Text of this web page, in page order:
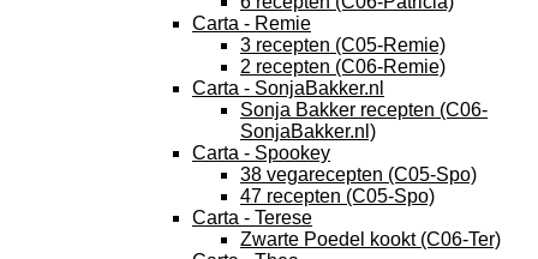
Carta - Remie
3 recepten (C05-Remie)
2 recepten (C06-Remie)
Carta - SonjaBakker.nl
Sonja Bakker recepten (C06-
SonjaBakker.nl)
Carta - Spookey
38 vegarecepten (C05-Spo)
47 recepten (C05-Spo)
Carta - Terese
Zwarte Poedel kookt (C06-Ter)